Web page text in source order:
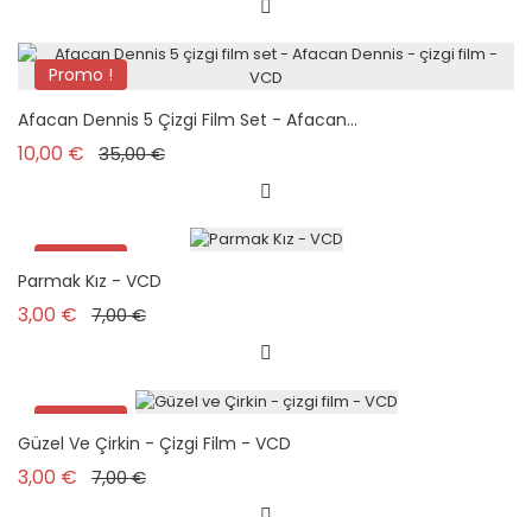
Promo !
Pack
Afacan Dennis 5 Çizgi Film Set - Afacan...
10,00 € Prix de base
35,00 €Prix
Promo !
Parmak Kız - VCD
3,00 € Prix de base
7,00 €Prix
Promo !
Güzel Ve Çirkin - Çizgi Film - VCD
3,00 € Prix de base
7,00 €Prix